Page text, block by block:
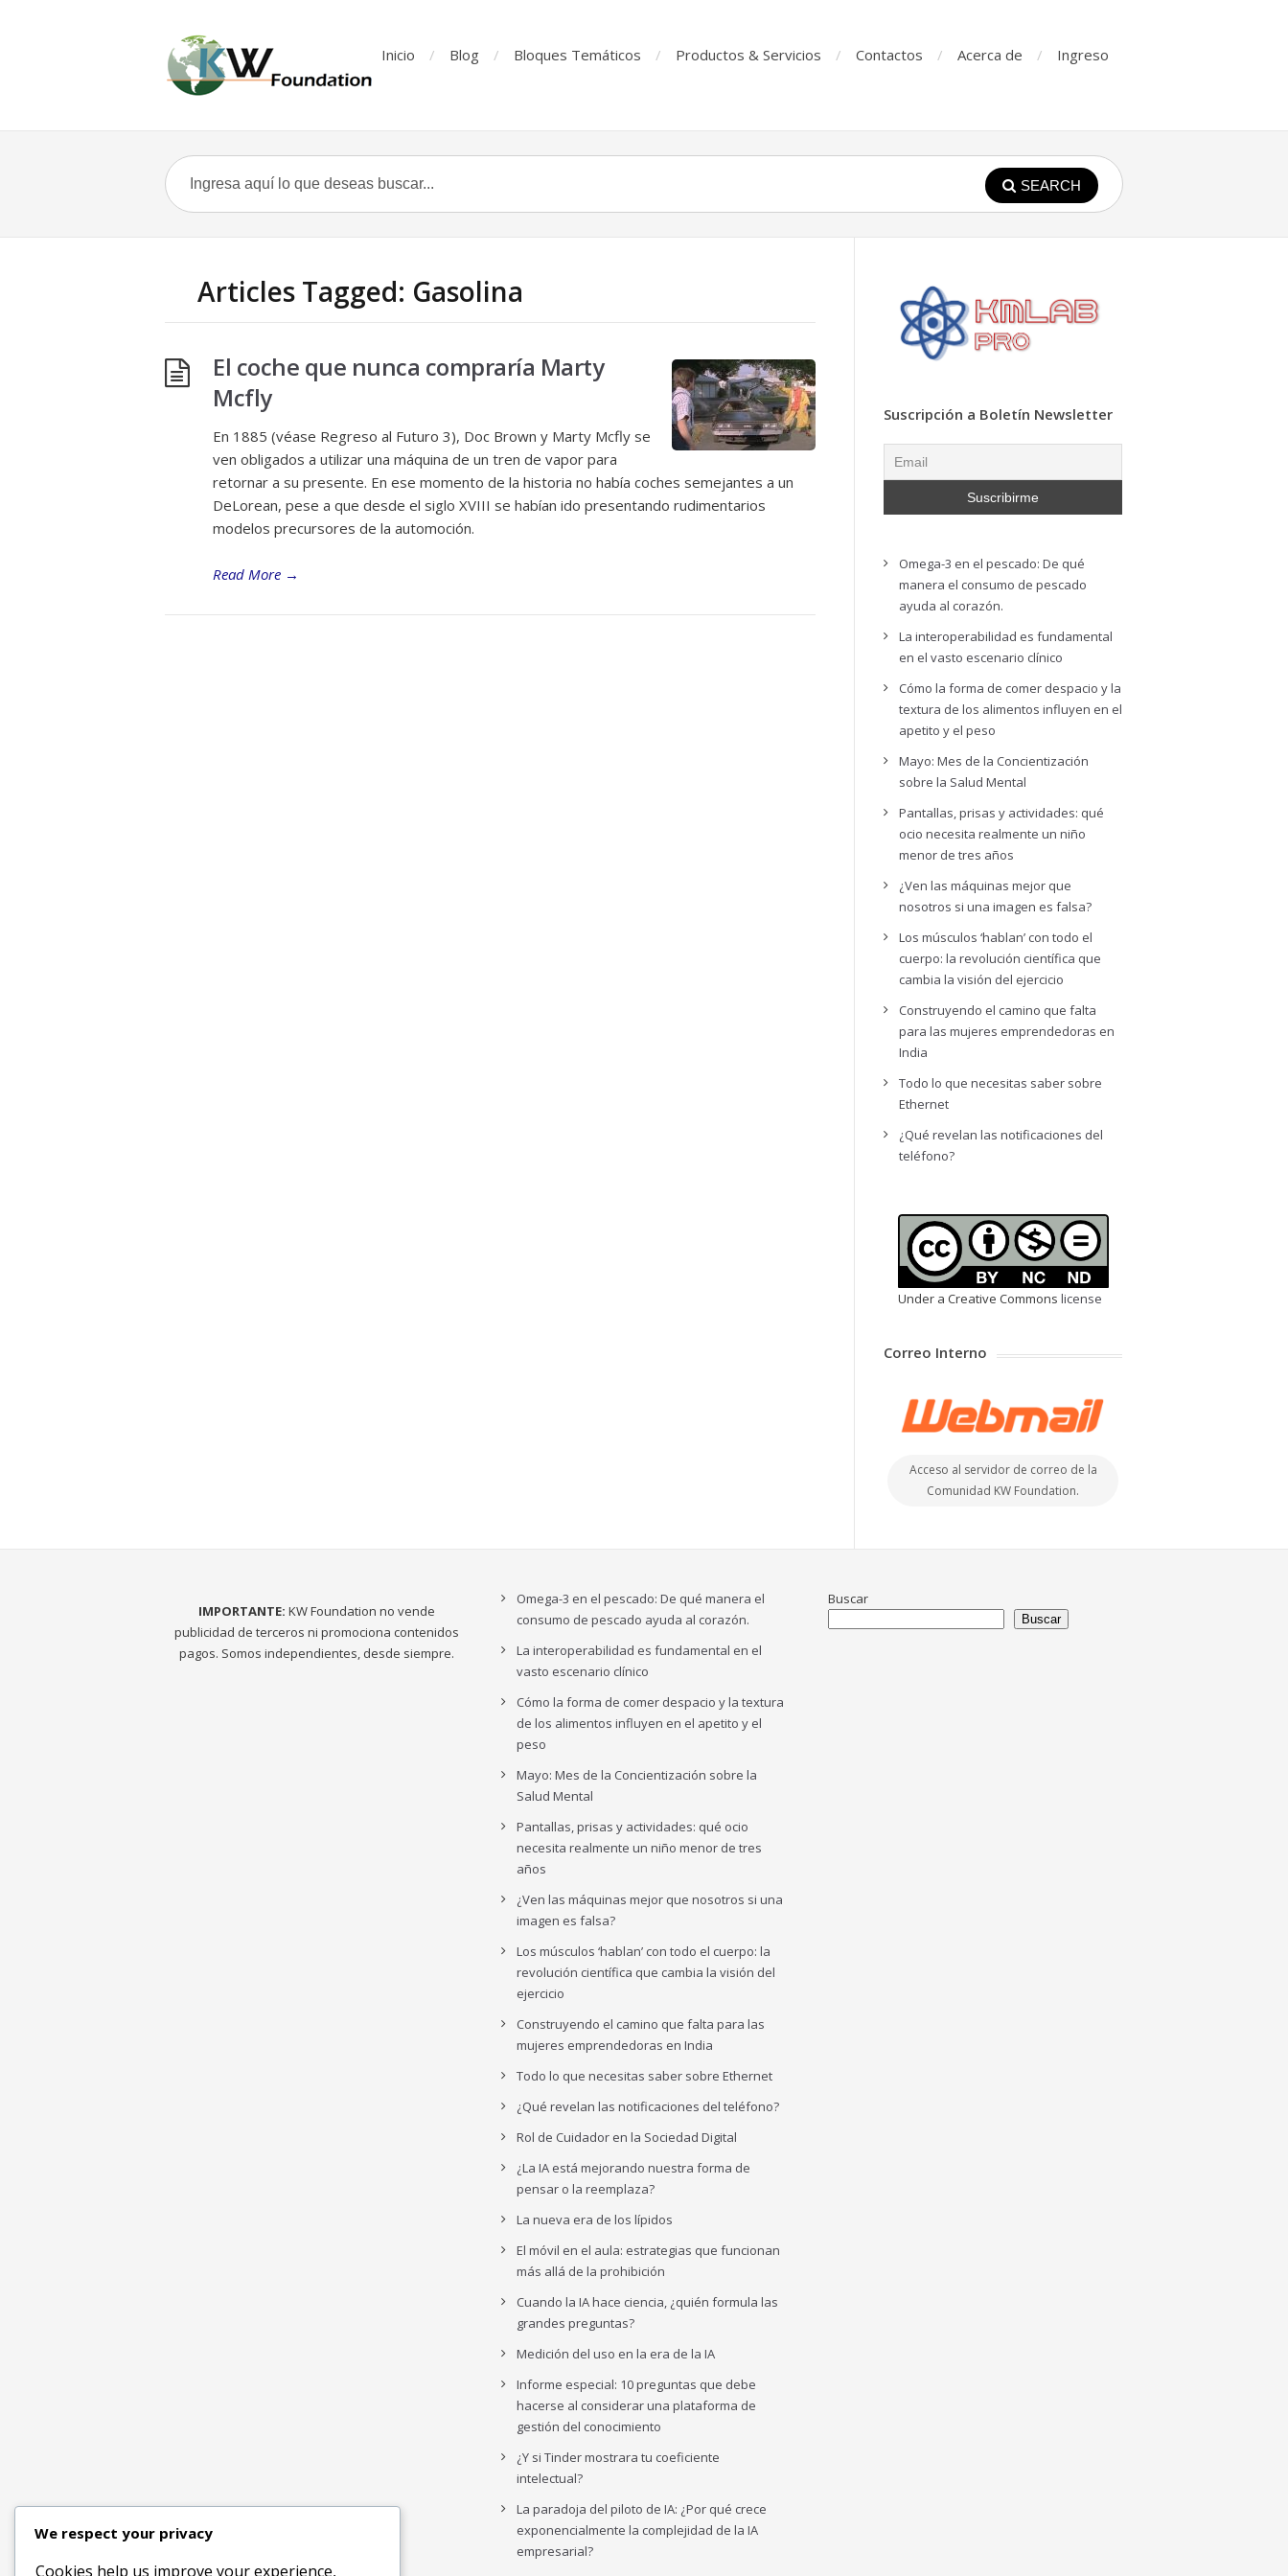
Inicio Blog Bloques Temáticos Productos & Servicios Contactos Acerca de Ingreso
SEARCH
Articles Tagged: Gasolina
El coche que nunca compraría Marty
Mcfly
En 1885 (véase Regreso al Futuro 3), Doc Brown y Marty Mcfly se
ven obligados a utilizar una máquina de un tren de vapor para
retornar a su presente. En ese momento de la historia no había coches semejantes a un
DeLorean, pese a que desde el siglo XVIII se habían ido presentando rudimentarios
modelos precursores de la automoción.
Read More →
Suscripción a Boletín Newsletter
Omega-3 en el pescado: De qué
manera el consumo de pescado
ayuda al corazón.
La interoperabilidad es fundamental
en el vasto escenario clínico
Cómo la forma de comer despacio y la
textura de los alimentos influyen en el
apetito y el peso
Mayo: Mes de la Concientización
sobre la Salud Mental
Pantallas, prisas y actividades: qué
ocio necesita realmente un niño
menor de tres años
¿Ven las máquinas mejor que
nosotros si una imagen es falsa?
Los músculos ‘hablan’ con todo el
cuerpo: la revolución científica que
cambia la visión del ejercicio
Construyendo el camino que falta
para las mujeres emprendedoras en
India
Todo lo que necesitas saber sobre
Ethernet
¿Qué revelan las notificaciones del
teléfono?
Under a Creative Commons license
Correo Interno
Acceso al servidor de correo de la
Comunidad KW Foundation.
IMPORTANTE: KW Foundation no vende
publicidad de terceros ni promociona contenidos
pagos. Somos independientes, desde siempre.
Omega-3 en el pescado: De qué manera el
consumo de pescado ayuda al corazón.
La interoperabilidad es fundamental en el
vasto escenario clínico
Cómo la forma de comer despacio y la textura
de los alimentos influyen en el apetito y el
peso
Mayo: Mes de la Concientización sobre la
Salud Mental
Pantallas, prisas y actividades: qué ocio
necesita realmente un niño menor de tres
años
¿Ven las máquinas mejor que nosotros si una
imagen es falsa?
Los músculos ‘hablan’ con todo el cuerpo: la
revolución científica que cambia la visión del
ejercicio
Construyendo el camino que falta para las
mujeres emprendedoras en India
Todo lo que necesitas saber sobre Ethernet
¿Qué revelan las notificaciones del teléfono?
Rol de Cuidador en la Sociedad Digital
¿La IA está mejorando nuestra forma de
pensar o la reemplaza?
La nueva era de los lípidos
El móvil en el aula: estrategias que funcionan
más allá de la prohibición
Cuando la IA hace ciencia, ¿quién formula las
grandes preguntas?
Medición del uso en la era de la IA
Informe especial: 10 preguntas que debe
hacerse al considerar una plataforma de
gestión del conocimiento
¿Y si Tinder mostrara tu coeficiente
intelectual?
La paradoja del piloto de IA: ¿Por qué crece
exponencialmente la complejidad de la IA
empresarial?
Buscar
Buscar
We respect your privacy
Cookies help us improve your experience,